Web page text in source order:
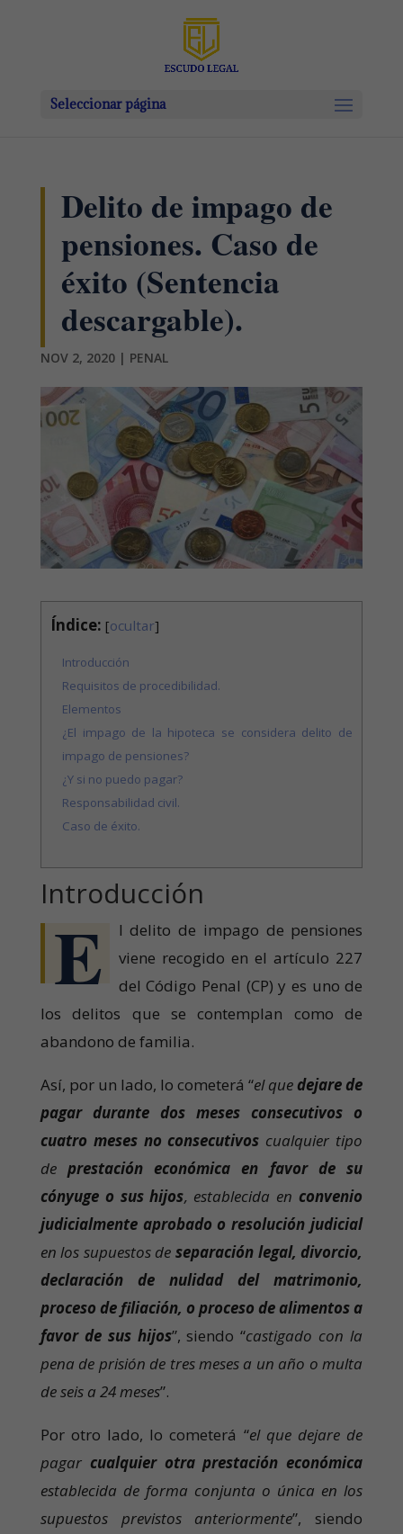
Seleccionar página
Delito de impago de
pensiones. Caso de
éxito (Sentencia
descargable).
NOV 2, 2020| PENAL
Índice: [ocultar]
Introducción
Requisitos de procedibilidad.
Elementos
¿El impago de la hipoteca se considera delito de
impago de pensiones?
¿Y si no puedo pagar?
Responsabilidad civil.
Caso de éxito.
Introducción
E
l delito de impago de pensiones
viene recogido en el artículo 227
del Código Penal (CP) y es uno de
los delitos que se contemplan como de
abandono de familia.
Así, por un lado, lo cometerá “el que dejare de
pagar durante dos meses consecutivos o
cuatro meses no consecutivos cualquier tipo
deprestación económica en favor de su
cónyuge o sus hijos, establecida en convenio
judicialmente aprobado o resolución judicial
en los supuestos deseparación legal, divorcio,
declaración de nulidad del matrimonio,
proceso de filiación, o proceso de alimentos a
favor de sus hijos”, siendo “castigado con la
pena de prisión de tres meses a un año o multa
de seis a 24 meses”.
Por otro lado, lo cometerá “el que dejare de
pagar cualquier otra prestación económica
establecida de forma conjunta o única en los
supuestos previstos anteriormente”, siendo